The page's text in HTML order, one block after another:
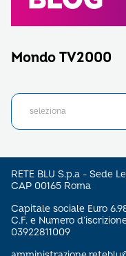
Mondo TV2000
RETE BLU S.p.a - Sede
CAP 00165 Roma
Capitale sociale Euro
C.F. e Numero
03922811009